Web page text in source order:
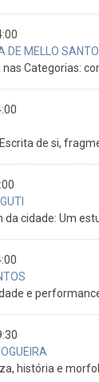
DE MELLO
Categorias:
de si,
da cidade: Um
e
história e